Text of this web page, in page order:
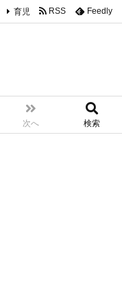
次へ 検索
育児 RSS Feedly